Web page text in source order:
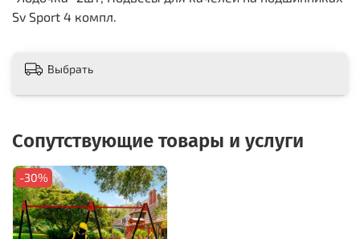
Sv Sport 4 компл.
Выбрать
Сопутствующие товары и услуги
-30%